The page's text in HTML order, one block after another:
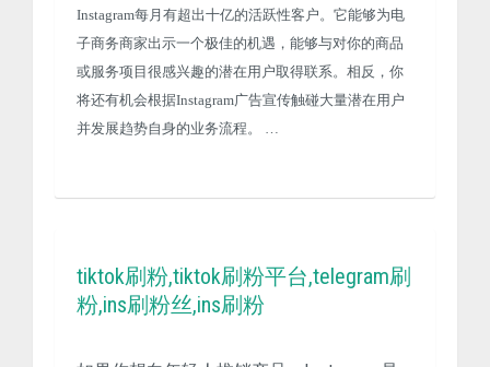
Instagram每月有超出十亿的活跃性客户。它能够为电
子商务商家出示一个极佳的机遇，能够与对你的商品
或服务项目很感兴趣的潜在用户取得联系。相反，你
将还有机会根据Instagram广告宣传触碰大量潜在用户
并发展趋势自身的业务流程。 …
tiktok刷粉,tiktok刷粉平台,telegram刷
粉,ins刷粉丝,ins刷粉